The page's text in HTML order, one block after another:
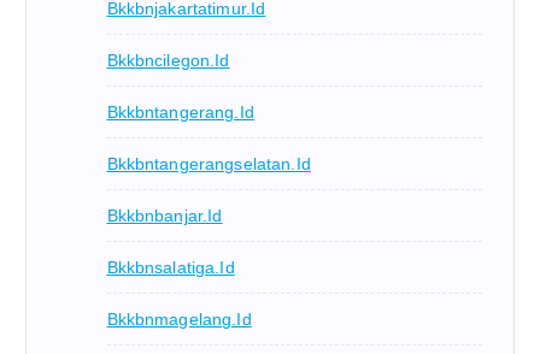
Bkkbnjakartatimur.id
Bkkbncilegon.id
Bkkbntangerang.id
Bkkbntangerangselatan.id
Bkkbnbanjar.id
Bkkbnsalatiga.id
Bkkbnmagelang.id